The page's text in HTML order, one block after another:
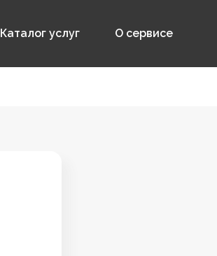
Каталог услуг О сервисе